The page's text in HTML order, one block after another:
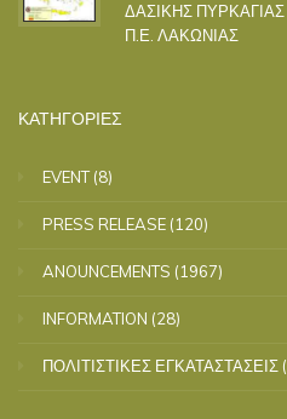
ΔΑΣΙΚΗΣ
Π.Ε. ΛΑΚΩΝΙΑΣ
ΚΑΤΗΓΟΡΙΕΣ
EVENT(8)
PRESS RELEASE (120)
ANOUNCEMENTS (1967)
INFORMATION (28)
ΠΟΛΙΤΙΣΤΙΚΕΣ ΕΓΚΑΤΑΣΤΑΣΕΙΣ